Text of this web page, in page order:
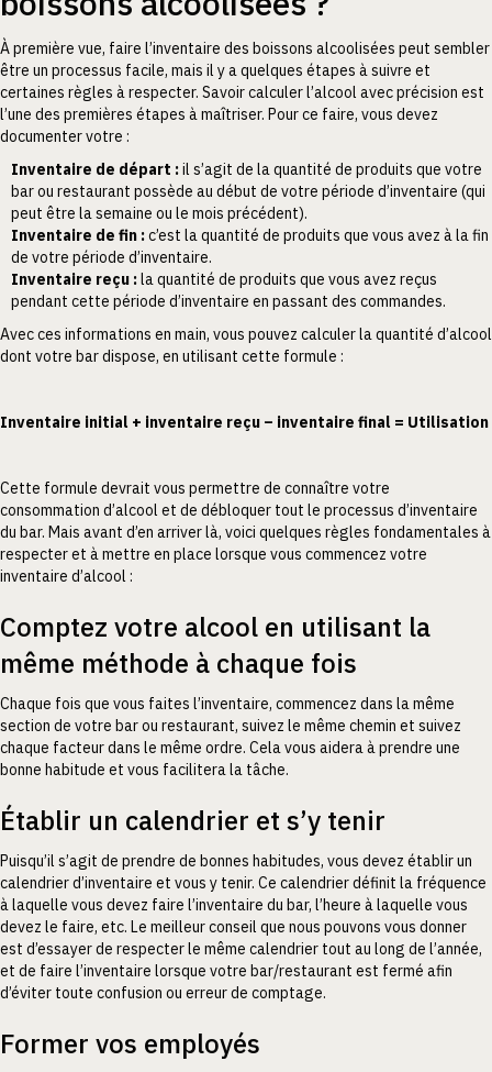
À première vue, faire l’inventaire des boissons alcoolisées peut sembler
être un processus facile, mais il y a quelques étapes à suivre et
certaines règles à respecter. Savoir calculer l’alcool avec précision est
l’une des premières étapes à maîtriser. Pour ce faire, vous devez
documenter votre :
Inventaire de départ :il s’agit de la quantité de produits que votre
bar ou restaurant possède au début de votre période d’inventaire (qui
peut être la semaine ou le mois précédent).
Inventaire de fin :c’est la quantité de produits que vous avez à la fin
de votre période d’inventaire.
Inventaire reçu :la quantité de produits que vous avez reçus
pendant cette période d’inventaire en passant des commandes.
Avec ces informations en main, vous pouvez calculer la quantité d’alcool
dont votre bar dispose, en utilisant cette formule :
Inventaire initial + inventaire reçu – inventaire final = Utilisation
Cette formule devrait vous permettre de connaître votre
consommation d’alcool et de débloquer tout le processus d’inventaire
du bar. Mais avant d’en arriver là, voici quelques règles fondamentales à
respecter et à mettre en place lorsque vous commencez votre
inventaire d’alcool :
Comptez votre alcool en utilisant la
même méthode à chaque fois
Chaque fois que vous faites l’inventaire, commencez dans la même
section de votre bar ou restaurant, suivez le même chemin et suivez
chaque facteur dans le même ordre. Cela vous aidera à prendre une
bonne habitude et vous facilitera la tâche.
Établir un calendrier et s’y tenir
Puisqu’il s’agit de prendre de bonnes habitudes, vous devez établir un
calendrier d’inventaire et vous y tenir. Ce calendrier définit la fréquence
à laquelle vous devez faire l’inventaire du bar, l’heure à laquelle vous
devez le faire, etc. Le meilleur conseil que nous pouvons vous donner
est d’essayer de respecter le même calendrier tout au long de l’année,
et de faire l’inventaire lorsque votre bar/restaurant est fermé afin
d’éviter toute confusion ou erreur de comptage.
Former vos employés